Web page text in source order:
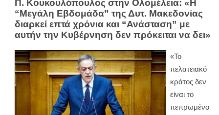
Π. Κουκουλόπουλος στην Ολομέλεια: «Η
“Μεγάλη Εβδομάδα” της Δυτ. Μακεδονίας
διαρκεί επτά χρόνια και “Ανάσταση” με
αυτήν την Κυβέρνηση δεν πρόκειται να δει»
«Το
πελατειακό
κράτος δεν
είναι το
πεπρωμένο